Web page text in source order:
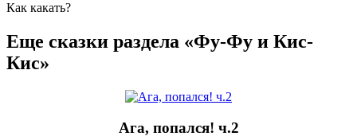
Как какать?
Еще сказки раздела «Фу-Фу и Кис-
Кис»
Ага, попался! ч.2